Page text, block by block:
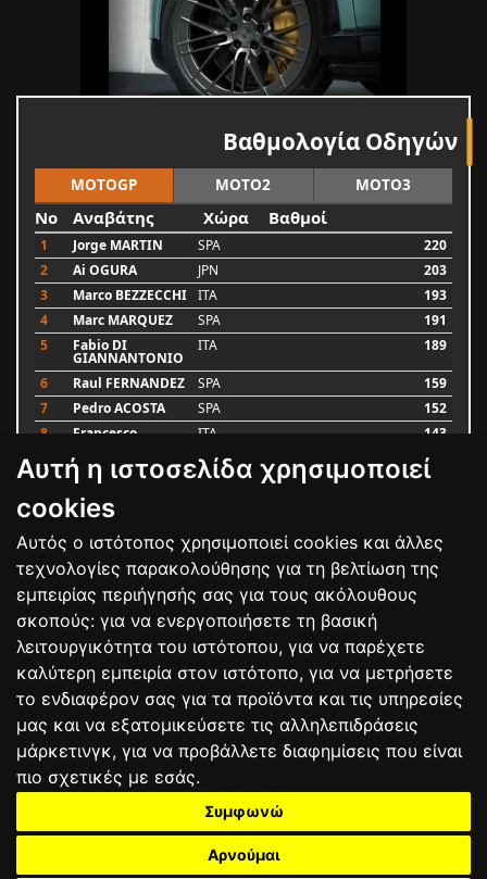
Αυτή η ιστοσελίδα χρησιμοποιεί
cookies
Αυτός ο ιστότοπος χρησιμοποιεί cookies και άλλες
τεχνολογίες παρακολούθησης για τη βελτίωση της
εμπειρίας περιήγησής σας για τους ακόλουθους
σκοπούς: για να ενεργοποιήσετε τη βασική
λειτουργικότητα του ιστότοπου, για να παρέχετε
καλύτερη εμπειρία στον ιστότοπο, για να μετρήσετε
το ενδιαφέρον σας για τα προϊόντα και τις υπηρεσίες
μας και να εξατομικεύσετε τις αλληλεπιδράσεις
μάρκετινγκ, για να προβάλλετε διαφημίσεις που είναι
πιο σχετικές με εσάς.
Συμφωνώ
Αρνούμαι
Βαθμολογία Οδηγών
MOTOGP MOTO2 MOTO3
No Αναβάτης Χώρα Βαθμοί
1 Jorge MARTIN SPA
220
2
Ai OGURA JPN
203
3
Marco BEZZECCHI ITA
193
4
Marc MARQUEZ SPA
191
5
Fabio DI
GIANNANTONIO
ITA 189
6 Raul FERNANDEZ SPA
159
7
Pedro ACOSTA SPA
152
8
Francesco ITA 143
9 Alex MARQUEZ SPA
Luca MARINI
Bαθμολογία
ΟΡΟΙ ΧΡΗΣΗΣΠΟΛΙΤΙΚΗ ΠΡΟΣΤΑΣΙΑΣ
ΑΓΩΝΕΣΑΠΟΤΕΛΕΣΜΑΤΑΑΓΟΡΑ